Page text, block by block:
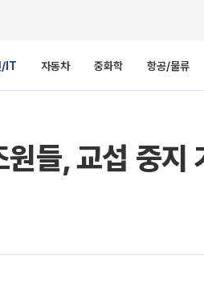
/IT 자동차 중화학 항공/물류
들, 교섭 중